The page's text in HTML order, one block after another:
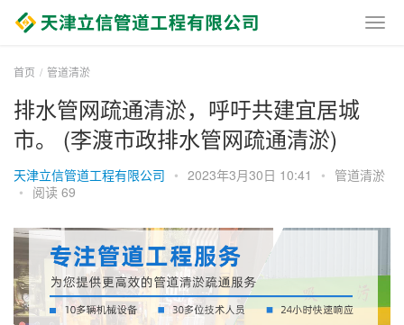
首页 管道清淤
排水管网疏通清淤，呼吁共建宜居城
市。 (李渡市政排水管网疏通清淤)
天津立信管道工程有限公司 • 2023年3月30日 10:41 • 管道清淤
• 阅读 69